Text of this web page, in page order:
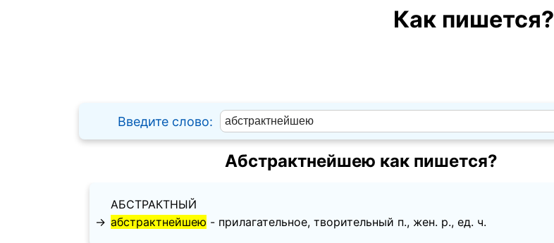
Как пишется?
Введите слово:
Абстрактнейшею как пишется?
АБСТРАКТНЫЙ
→ абстрактнейшею - прилагательное, творительный п., жен. p., ед. ч.